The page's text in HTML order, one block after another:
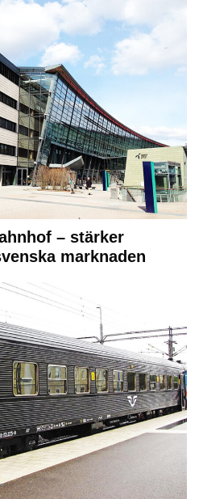
– stärker
marknaden